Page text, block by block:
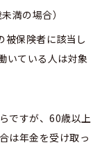
満の場合）
被保険者に該当し
いている人は対象
ですが、60歳以上
は年金を受け取っ